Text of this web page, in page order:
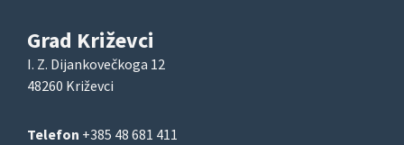
Grad Križevci
I. Z. Dijankovečkoga 12
48260 Križevci
Telefon +385 48 681 411